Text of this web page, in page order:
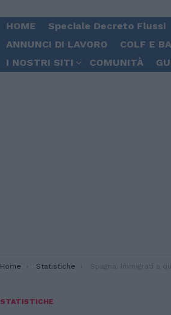
HOME Speciale Decreto Flussi
ANNUNCI DI LAVORO
COLF E
I NOSTRI SITI
COMUNITÀ
You are here:
Home Statistiche Spagna. Immigrati a quota 4,5 milioni:
STATISTICHE